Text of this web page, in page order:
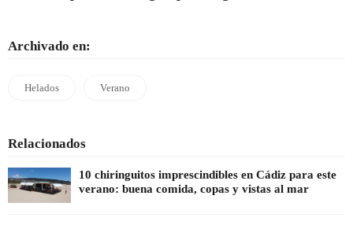
Archivado en:
Helados Verano
Relacionados
10 chiringuitos imprescindibles en Cádiz para este
verano: buena comida, copas y vistas al mar